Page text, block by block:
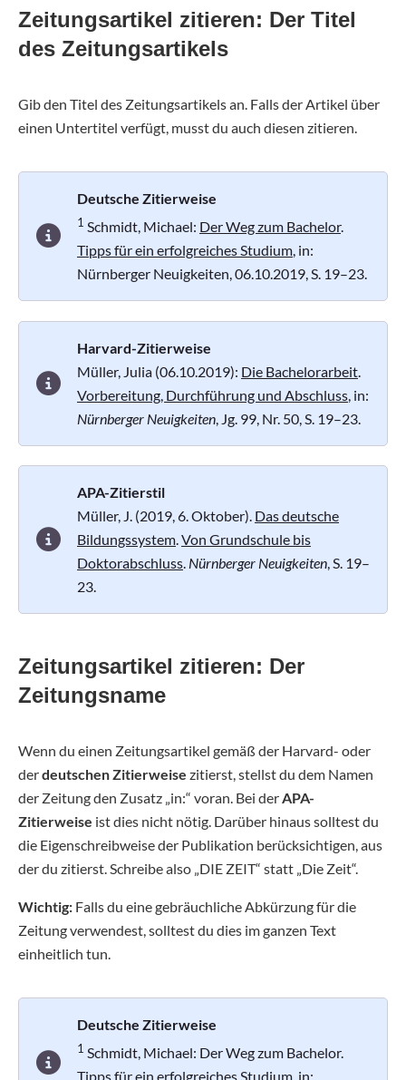
Zeitungsartikel zitieren: Der Titel
des Zeitungsartikels
Gib den Titel des Zeitungsartikels an. Falls der Artikel über
einen Untertitel verfügt, musst du auch diesen zitieren.
Deutsche Zitierweise
1 Schmidt, Michael: Der Weg zum Bachelor.
Tipps für ein erfolgreiches Studium, in:
Nürnberger Neuigkeiten, 06.10.2019, S. 19–23.
Harvard-Zitierweise
Müller, Julia (06.10.2019): Die Bachelorarbeit
Vorbereitung, Durchführung und Abschluss , in:
Nürnberger Neuigkeiten , Jg. 99, Nr. 50, S. 19–23.
APA-Zitierstil
Müller, J. (2019, 6. Oktober). Das deutsche
Bildungssystem.Von Grundschule bis
Doktorabschluss. Nürnberger Neuigkeiten, S. 19–
23.
Zeitungsartikel zitieren: Der
Zeitungsname
Wenn du einen Zeitungsartikel gemäß der Harvard- oder
derdeutschen Zitierweise zitierst, stellst du dem Namen
der Zeitung den Zusatz „in:“ voran. Bei derAPA-
Zitierweise ist dies nicht nötig. Darüber hinaus solltest du
die Eigenschreibweise der Publikation berücksichtigen, aus
der du zitierst. Schreibe also „DIE ZEIT“ statt „Die Zeit“.
Wichtig: Falls du eine gebräuchliche Abkürzung für die
Zeitung verwendest, solltest du dies im ganzen Text
einheitlich tun.
Deutsche Zitierweise
1 Schmidt, Michael: Der Weg zum Bachelor.
Tipps für ein erfolgreiches Studium, in: